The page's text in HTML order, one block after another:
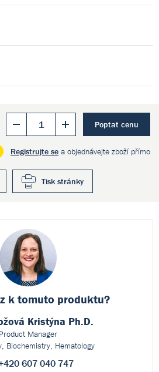
Poptat cenu
Registrujte se a objednávejte zboží přímo
Tisk stránky
ktomuto produktu?
Kristýna Ph.D.
Product Manager
Biochemistry, Hematology
607 040 747